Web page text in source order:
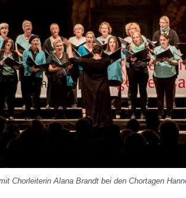
Chorleiterin Alana Brandt bei den Chortagen